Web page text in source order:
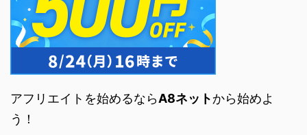
アフリエイトを始めるならA8ネットから始めよ
う！